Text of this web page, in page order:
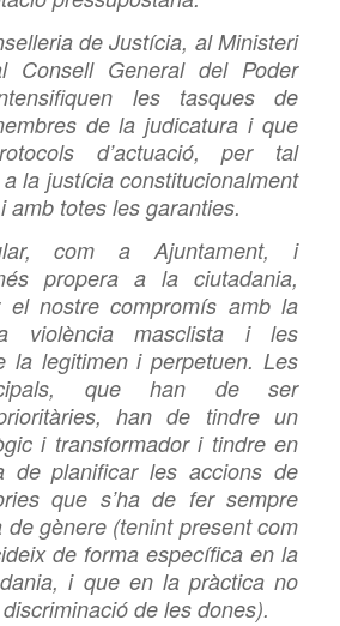
de Justícia, al Ministeri
General del Poder
les tasques de
de la judicatura i que
d’actuació, per tal
a la justícia constitucionalment
amb totes les garanties.
com a Ajuntament, i
propera a la ciutadania,
el nostre compromís amb la
violència masclista i les
la legitimen i perpetuen. Les
que han de ser
han de tindre un
i transformador i tindre en
de planificar les accions de
que s’ha de fer sempre
de gènere (tenint present com
de forma específica en la
i que en la pràctica no
de les dones).